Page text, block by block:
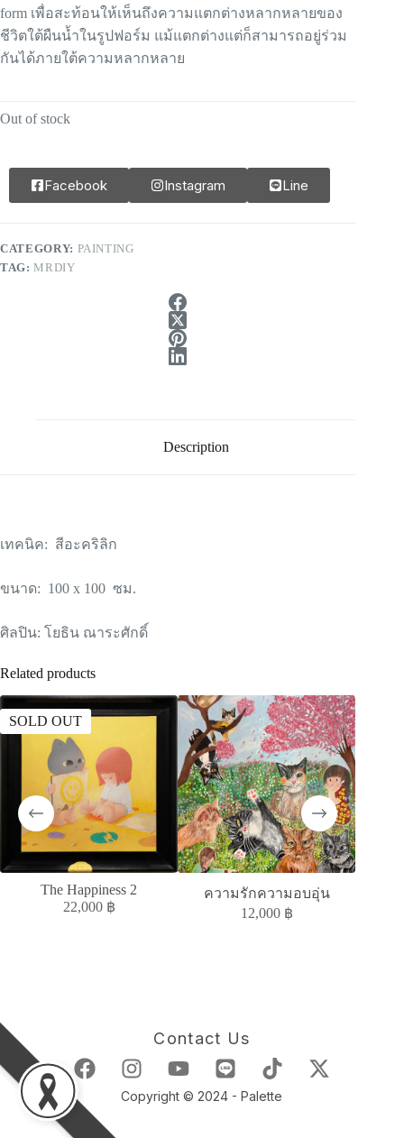
form เพื่อสะท้อนให้เห็นถึงความแตกต่างหลากหลายของ
ชีวิตใต้ผืนน้ำในรูปฟอร์ม แม้แตกต่างแต่ก็สามารถอยู่ร่วม
กันได้ภายใต้ความหลากหลาย
Out of stock
Facebook Instagram Line
CATEGORY: PAINTING
TAG:MRDIY
Description
เทคนิค: สีอะคริลิก
ขนาด: 100 x 100 ซม.
ศิลปิน: โยธิน ณาระศักดิ์
Related products
SOLD OUT
The Happiness 2
22,000 ฿
ความรักความอบอุ่น
12,000 ฿
Contact Us
Copyright © 2024 - Palette